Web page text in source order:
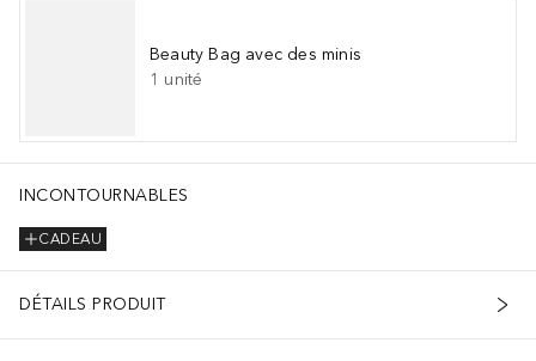
Beauty Bag avec des minis
1 unité
INCONTOURNABLES
CADEAU
DÉTAILS PRODUIT